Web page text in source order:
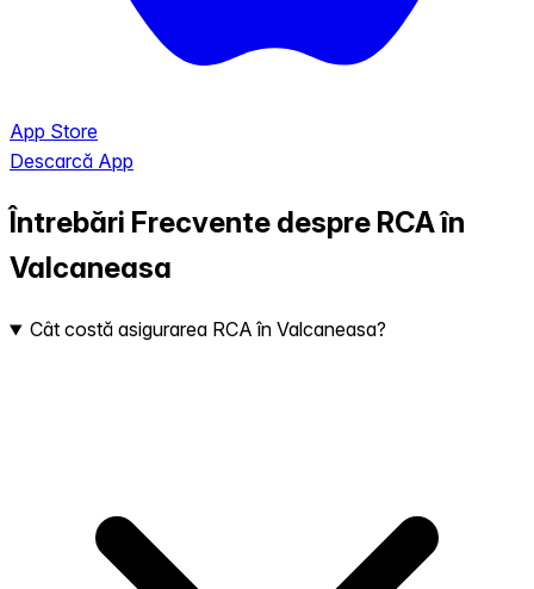
App Store
Descarcă App
Întrebări Frecvente despre RCA în
Valcaneasa
Cât costă asigurarea RCA în Valcaneasa?